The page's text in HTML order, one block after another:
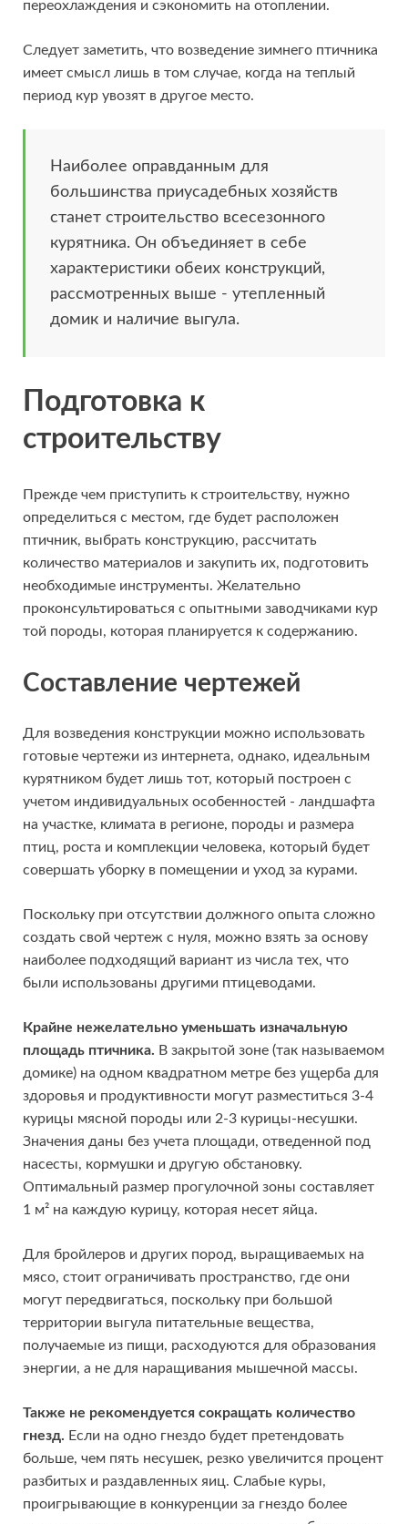
переохлаждения и сэкономить на отоплении.
Следует заметить, что возведение зимнего птичника
имеет смысл лишь в том случае, когда на теплый
период кур увозят в другое место.
Наиболее оправданным для
большинства приусадебных хозяйств
станет строительство всесезонного
курятника. Он объединяет в себе
характеристики обеих конструкций,
рассмотренных выше - утепленный
домик и наличие выгула.
Подготовка к
строительству
Прежде чем приступить к строительству, нужно
определиться с местом, где будет расположен
птичник, выбрать конструкцию, рассчитать
количество материалов и закупить их, подготовить
необходимые инструменты. Желательно
проконсультироваться с опытными заводчиками кур
той породы, которая планируется к содержанию.
Составление чертежей
Для возведения конструкции можно использовать
готовые чертежи из интернета, однако, идеальным
курятником будет лишь тот, который построен с
учетом индивидуальных особенностей - ландшафта
на участке, климата в регионе, породы и размера
птиц, роста и комплекции человека, который будет
совершать уборку в помещении и уход за курами.
Поскольку при отсутствии должного опыта сложно
создать свой чертеж с нуля, можно взять за основу
наиболее подходящий вариант из числа тех, что
были использованы другими птицеводами.
Крайне нежелательно уменьшать изначальную
площадь птичника. В закрытой зоне (так называемом
домике) на одном квадратном метре без ущерба для
здоровья и продуктивности могут разместиться 3-4
курицы мясной породы или 2-3 курицы-несушки.
Значения даны без учета площади, отведенной под
насесты, кормушки и другую обстановку.
Оптимальный размер прогулочной зоны составляет
1 м² на каждую курицу, которая несет яйца.
Для бройлеров и других пород, выращиваемых на
мясо, стоит ограничивать пространство, где они
могут передвигаться, поскольку при большой
территории выгула питательные вещества,
получаемые из пищи, расходуются для образования
энергии, а не для наращивания мышечной массы.
Также не рекомендуется сокращать количество
гнезд. Если на одно гнездо будет претендовать
больше, чем пять несушек, резко увеличится процент
разбитых и раздавленных яиц. Слабые куры,
проигрывающие в конкуренции за гнездо более